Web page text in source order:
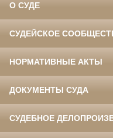
О СУДЕ
СУДЕЙСКОЕ
НОРМАТИВНЫЕ АКТЫ
ДОКУМЕНТЫ СУДА
СУДЕБНОЕ